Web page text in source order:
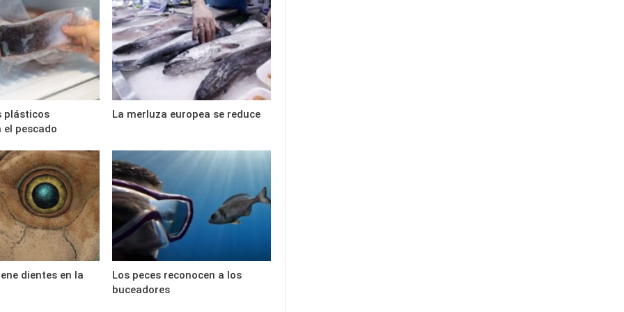
plásticos
pescado
La merluza europea se reduce
dientes en la
Los peces reconocen a los
buceadores